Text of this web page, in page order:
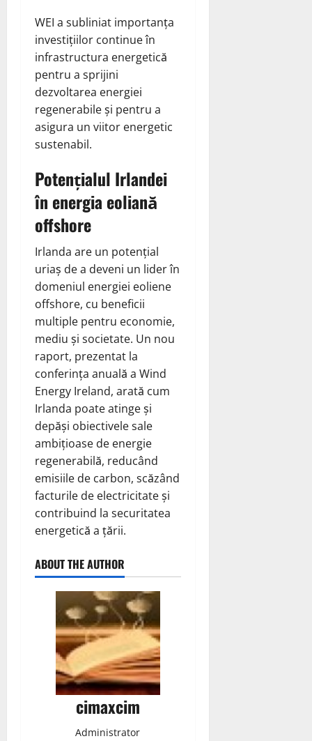
WEI a subliniat importanța
investițiilor continue în
infrastructura energetică
pentru a sprijini
dezvoltarea energiei
regenerabile și pentru a
asigura un viitor energetic
sustenabil.
Potențialul Irlandei
în energia eoliană
offshore
Irlanda are un potențial
uriaș de a deveni un lider în
domeniul energiei eoliene
offshore, cu beneficii
multiple pentru economie,
mediu și societate. Un nou
raport, prezentat la
conferința anuală a Wind
Energy Ireland, arată cum
Irlanda poate atinge și
depăși obiectivele sale
ambițioase de energie
regenerabilă, reducând
emisiile de carbon, scăzând
facturile de electricitate și
contribuind la securitatea
energetică a țării.
ABOUT THE AUTHOR
cimaxcim
Administrator